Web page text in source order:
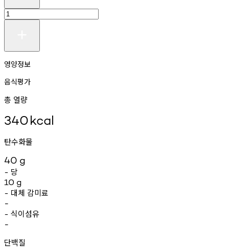
영양정보
음식평가
총 열량
340kcal
탄수화물
40 g
- 당
10 g
- 대체 감미료
-
- 식이섬유
-
단백질